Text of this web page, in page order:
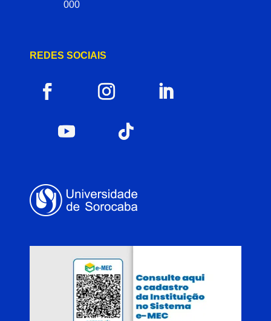
000
REDES SOCIAIS